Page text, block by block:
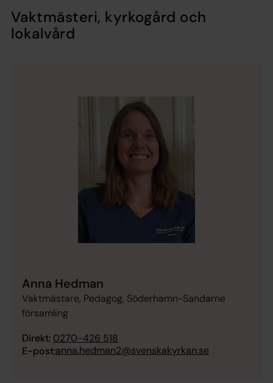
Vaktmästeri, kyrkogård och
lokalvård
Anna Hedman
Vaktmästare, Pedagog, Söderhamn-Sandarne
församling
Direkt: 0270-426 518
E-post:anna.hedman2@svenskakyrkan.se